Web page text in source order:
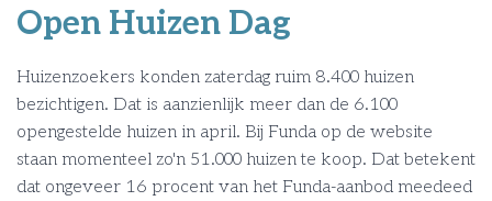
Open Huizen Dag
Huizenzoekers konden zaterdag ruim 8.400 huizen
bezichtigen. Dat is aanzienlijk meer dan de 6.100
opengestelde huizen in april. Bij Funda op de website
staan momenteel zo'n 51.000 huizen te koop. Dat betekent
dat ongeveer 16 procent van het Funda-aanbod meedeed